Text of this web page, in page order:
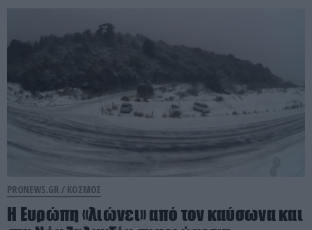
PRONEWS.GR / ΚΟΣΜΟΣ
Η Ευρώπη «λιώνει» από τον καύσωνα και